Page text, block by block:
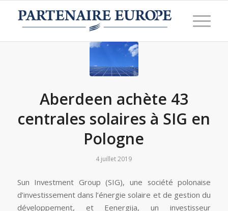
Aberdeen achète 43
centrales solaires à SIG en
Pologne
4 juillet 2019
Sun Investment Group (SIG), une société polonaise
d’investissement dans l’énergie solaire et de gestion du
développement, et Eenergija, un investisseur